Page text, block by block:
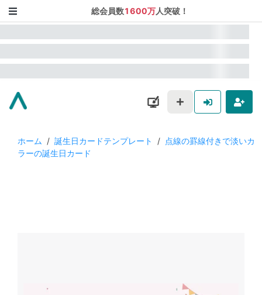
総会員数1600万人突破！
ホーム / 誕生日カードテンプレート / 点線の罫線付きで淡いカ
ラーの誕生日カード